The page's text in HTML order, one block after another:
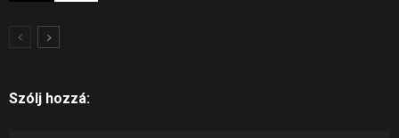
Szólj hozzá: